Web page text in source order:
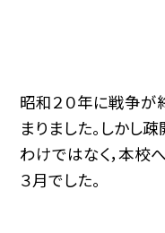
昭和２０年に戦争
まりました。しかし
わけではなく，本校
３月でした。